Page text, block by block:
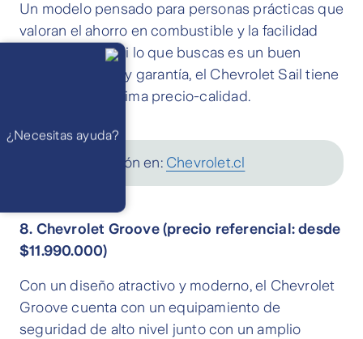
Un modelo pensado para personas prácticas que
valoran el ahorro en combustible y la facilidad
para conducir. Si lo que buscas es un buen
espacio interior y garantía, el Chevrolet Sail tiene
una relación óptima precio-calidad.
Más información en: Chevrolet.cl
8. Chevrolet Groove (precio referencial: desde
$11.990.000)
Con un diseño atractivo y moderno, el Chevrolet
Groove cuenta con un equipamiento de
seguridad de alto nivel junto con un amplio
¿Necesitas ayuda?
WhatsApp
Atención 24